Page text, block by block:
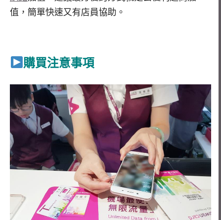
值，簡單快速又有店員協助。
購買注意事項